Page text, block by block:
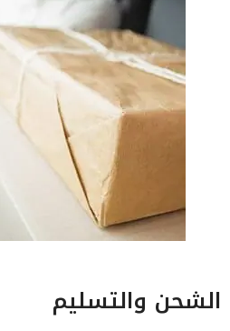
الشحن والتسليم